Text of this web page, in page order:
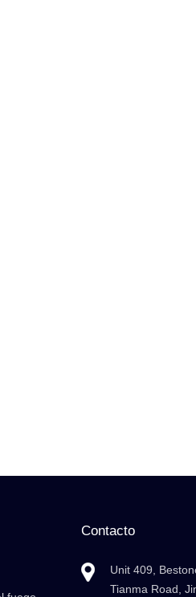
Contacto
Unit 409,
Tianma Road,